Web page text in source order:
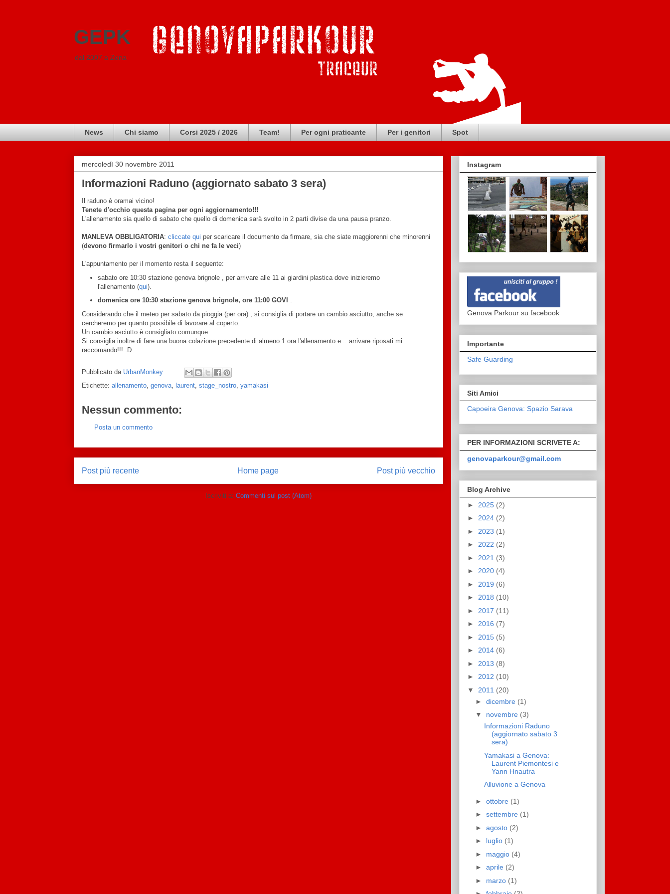
GEPK
dal 2007 a Zena
News Chi siamo Corsi 2025 / 2026 Team! Per ogni praticante Per i genitori Spot
mercoledì 30 novembre 2011
Informazioni Raduno (aggiornato sabato 3 sera)
Il raduno è oramai vicino!
Tenete d'occhio questa pagina per ogni aggiornamento!!!
L'allenamento sia quello di sabato che quello di domenica sarà svolto in 2 parti divise da una pausa pranzo.
MANLEVA OBBLIGATORIA: cliccate qui per scaricare il documento da firmare, sia che siate maggiorenni che minorenni
(devono firmarlo i vostri genitori o chi ne fa le veci)
L'appuntamento per il momento resta il seguente:
sabato ore 10:30 stazione genova brignole , per arrivare alle 11 ai giardini plastica dove inizieremo
l'allenamento (qui).
domenica ore 10:30 stazione genova brignole, ore 11:00 GOVI .
Considerando che il meteo per sabato da pioggia (per ora) , si consiglia di portare un cambio asciutto, anche se
cercheremo per quanto possibile di lavorare al coperto.
Un cambio asciutto è consigliato comunque..
Si consiglia inoltre di fare una buona colazione precedente di almeno 1 ora l'allenamento e... arrivare riposati mi
raccomando!!! :D
Pubblicato da UrbanMonkey
Etichette: allenamento, genova, laurent, stage_nostro, yamakasi
Nessun commento:
Posta un commento
Post più recente Post più vecchio
Home page
Iscriviti a: Commenti sul post (Atom)
Instagram
Genova Parkour su facebook
Importante
Safe Guarding
Siti Amici
Capoeira Genova: Spazio Sarava
PER INFORMAZIONI SCRIVETE A:
genovaparkour@gmail.com
Blog Archive
► 2025 (2)
► 2024 (2)
► 2023 (1)
► 2022 (2)
► 2021 (3)
► 2020 (4)
► 2019 (6)
► 2018 (10)
► 2017 (11)
► 2016 (7)
► 2015 (5)
► 2014 (6)
► 2013 (8)
► 2012 (10)
▼ 2011 (20)
►dicembre (1)
▼ novembre (3)
Informazioni Raduno
(aggiornato sabato 3
sera)
Yamakasi a Genova:
Laurent Piemontesi e
Yann Hnautra
Alluvione a Genova
►ottobre (1)
►settembre (1)
►agosto (2)
► luglio (1)
► maggio (4)
►aprile (2)
► marzo (1)